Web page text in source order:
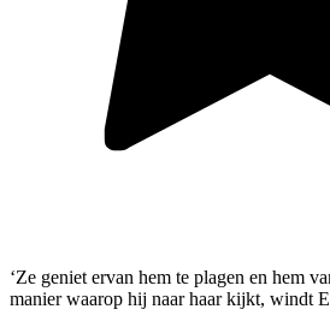
‘Ze geniet ervan hem te plagen en hem
manier waarop hij naar haar kijkt, windt